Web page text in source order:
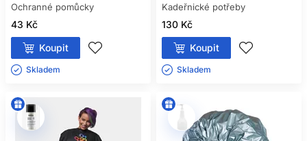
Ochranné pomůcky
43 Kč
Koupit
Skladem ㅤ
Kadeřnické potřeby
130 Kč
Koupit
Skladem ㅤ